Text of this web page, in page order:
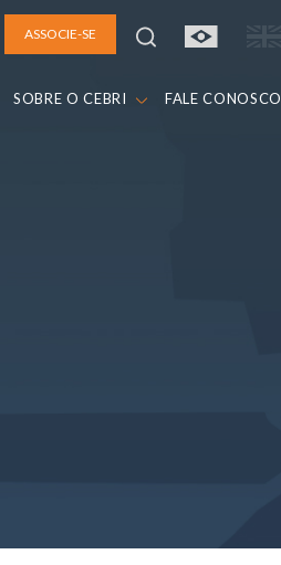
ASSOCIE-SE
SOBRE O CEBRI FALE CONOSCO